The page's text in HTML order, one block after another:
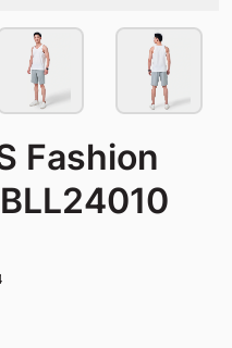
Fashion